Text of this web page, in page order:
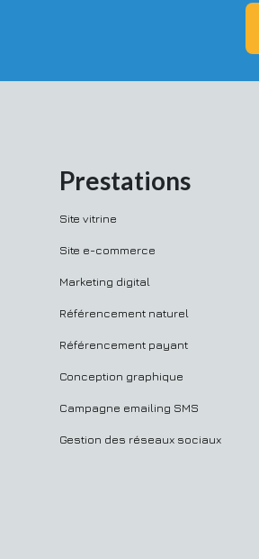
Prestations
Site vitrine
Site e-commerce
Marketing digital
Référencement naturel
Référencement payant
Conception graphique
Campagne emailing SMS
Gestion des réseaux sociaux